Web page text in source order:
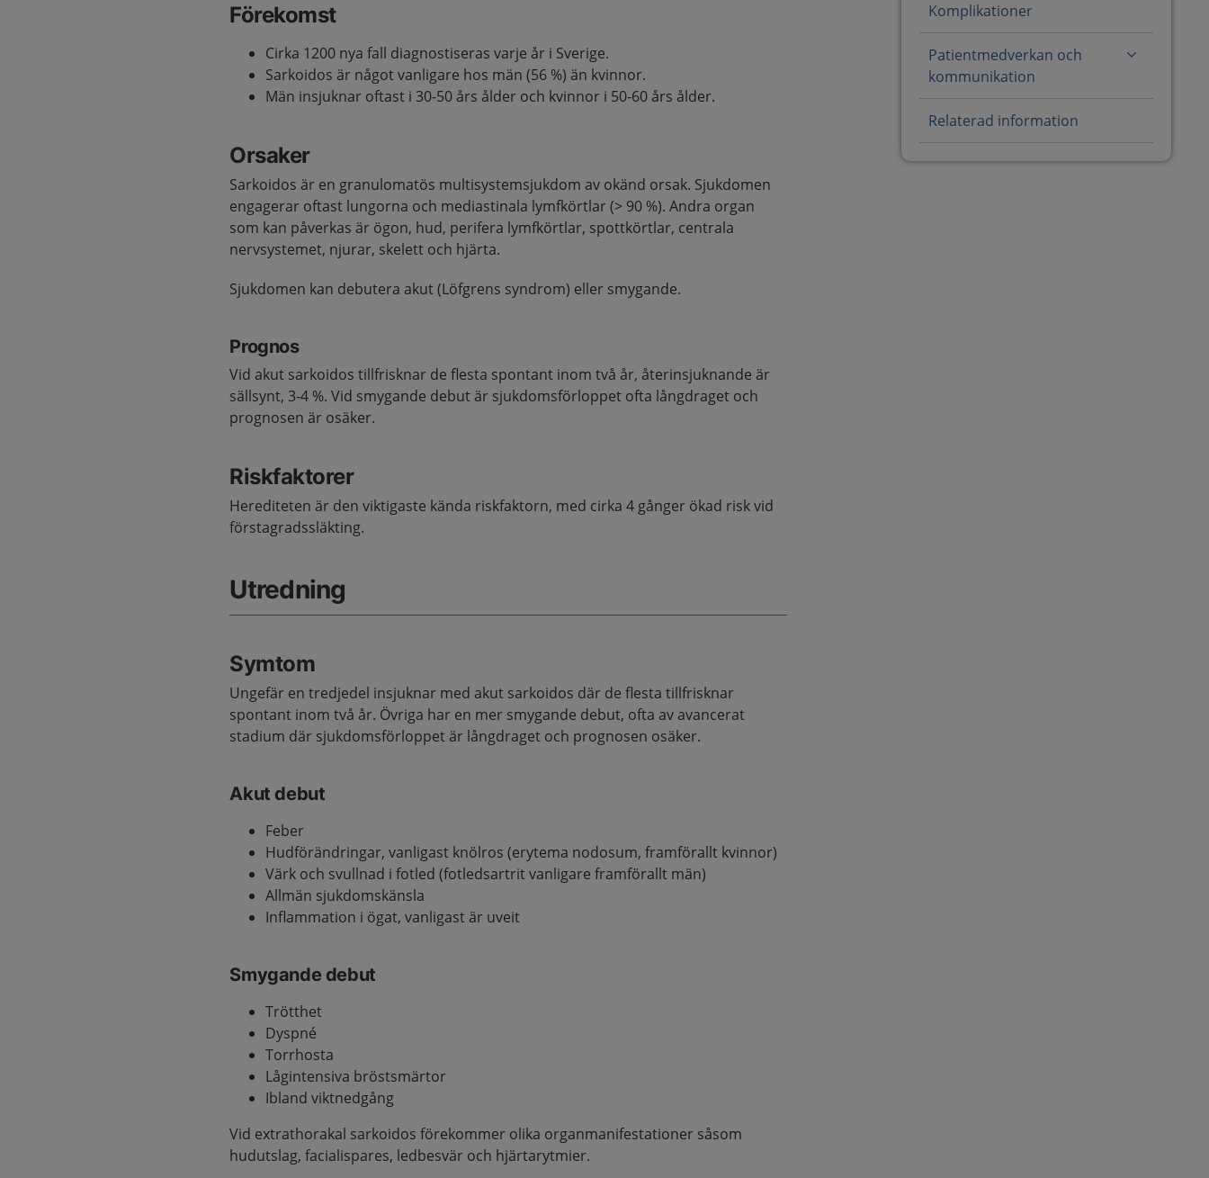
Förekomst
Cirka 1200 nya fall diagnostiseras varje år i Sverige.
Sarkoidos är något vanligare hos män (56 %) än kvinnor.
Män insjuknar oftast i 30-50 års ålder och kvinnor i 50-60 års ålder.
Orsaker
Sarkoidos är en granulomatös multisystemsjukdom av okänd orsak. Sjukdomen
engagerar oftast lungorna och mediastinala lymfkörtlar (> 90 %). Andra organ
som kan påverkas är ögon, hud, perifera lymfkörtlar, spottkörtlar, centrala
nervsystemet, njurar, skelett och hjärta.
Sjukdomen kan debutera akut (Löfgrens syndrom) eller smygande.
Prognos
Vid akut sarkoidos tillfrisknar de flesta spontant inom två år, återinsjuknande är
sällsynt, 3-4 %. Vid smygande debut är sjukdomsförloppet ofta långdraget och
prognosen är osäker.
Riskfaktorer
Herediteten är den viktigaste kända riskfaktorn, med cirka 4 gånger ökad risk vid
förstagradssläkting.
Utredning
Symtom
Ungefär en tredjedel insjuknar med akut sarkoidos där de flesta tillfrisknar
spontant inom två år. Övriga har en mer smygande debut, ofta av avancerat
stadium där sjukdomsförloppet är långdraget och prognosen osäker.
Akut debut
Feber
Hudförändringar, vanligast knölros (erytema nodosum, framförallt kvinnor)
Värk och svullnad i fotled (fotledsartrit vanligare framförallt män)
Allmän sjukdomskänsla
Inflammation i ögat, vanligast är uveit
Smygande debut
Trötthet
Dyspné
Torrhosta
Lågintensiva bröstsmärtor
Ibland viktnedgång
Vid extrathorakal sarkoidos förekommer olika organmanifestationer såsom
hudutslag, facialispares, ledbesvär och hjärtarytmier.
Komplikationer
Patientmedverkan och
kommunikation
Relaterad information